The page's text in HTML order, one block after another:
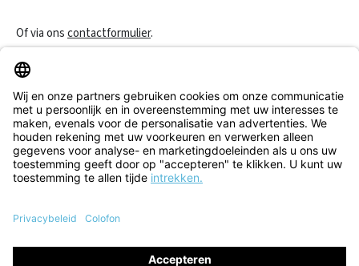
Of via onscontactformulier.
Klantenservice
Informatie